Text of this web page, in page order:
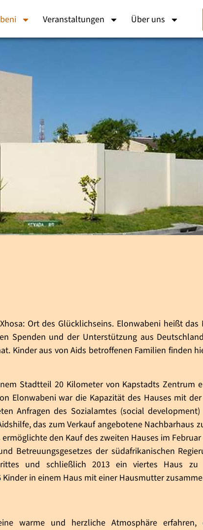
Veranstaltungen Über uns
Ort des Glücklichseins. Elonwabeni heißt das
Spenden und der Unterstützung aus
Kinder aus von Aids betroffenen Familien finden
Stadtteil 20 Kilometer von Kapstadts Zentrum
Elonwabeni war die Kapazität des Hauses mit
Anfragen des Sozialamtes (social
das zum Verkauf angebotene Nachbarhaus
den Kauf des zweiten Hauses im
Betreuungsgesetzes der südafrikanischen
und schließlich 2013 ein viertes Haus zu
in einem Haus mit einer Hausmutter
warme und herzliche Atmosphäre